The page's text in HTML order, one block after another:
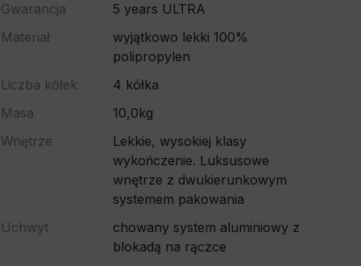
Gwarancja
5 years ULTRA
Materiał
wyjątkowo lekki 100%
polipropylen
Liczba kółek
4 kółka
Masa
10,0kg
Wnętrze
Lekkie, wysokiej klasy
wykończenie. Luksusowe
wnętrze z dwukierunkowym
systemem pakowania
Uchwyt
chowany system aluminiowy z
blokadą na rączce